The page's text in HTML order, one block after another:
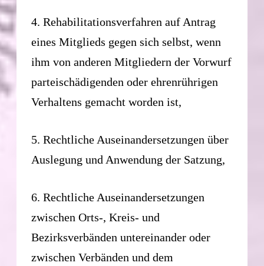
4. Rehabilitationsverfahren auf Antrag
eines Mitglieds gegen sich selbst, wenn
ihm von anderen Mitgliedern der Vorwurf
parteischädigenden oder ehrenrührigen
Verhaltens gemacht worden ist,
5. Rechtliche Auseinandersetzungen über
Auslegung und Anwendung der Satzung,
6. Rechtliche Auseinandersetzungen
zwischen Orts-, Kreis- und
Bezirksverbänden untereinander oder
zwischen Verbänden und dem